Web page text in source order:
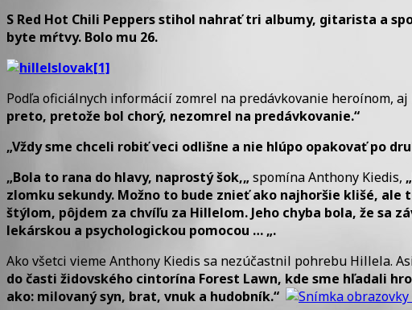
S Red Hot Chili Peppers stihol nahrať tri albumy, gitarista a
byte mŕtvy. Bolo mu 26.
Podľa oficiálnych informácií zomrel na predávkovanie heroínom,
preto, pretože bol chorý, nezomrel na predávkovanie.“
„Vždy sme chceli robiť veci odlišne a nie hlúpo opakovať po
„Bola to rana do hlavy, naprostýšok,„spomínaAnthony Kiedis,
zlomku sekundy. Možno to bude znieť ako najhoršie klišé, ale
štýlom, pôjdem za chvíľu za Hillelom. Jeho chyba bola, že sa
lekárskou a psychologickou pomocou … „.
Ako všetci vieme Anthony Kiedis sa nezúčastnil pohrebu Hillela.
do časti židovského cintorína Forest Lawn, kde sme hľadali
ako: milovaný syn, brat, vnuk a hudobník.“